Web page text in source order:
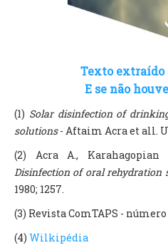
Texto extraído
E se não
(1) Solar disinfection of
solutions- Aftaim Acra et all.
(2) Acra A.,
Disinfection of oral
1980; 1257.
(3) Revista ComTAPS - número
(4) Wilkipédia